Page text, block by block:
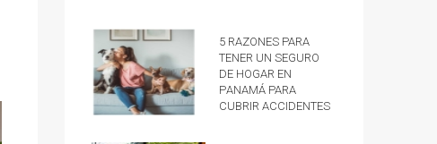
5 razones para
tener un Seguro
de hogar en
Panamá para
cubrir accidentes